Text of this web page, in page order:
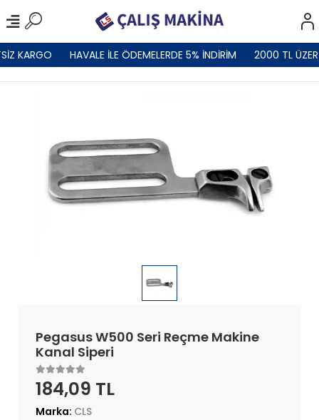
KARGO HAVALE İLE ÖDEMELERDE 5% İNDİRİM 2000 TL
Pegasus W500 Seri Reçme Makine
Kanal Siperi
184,09 TL
Marka: CLS